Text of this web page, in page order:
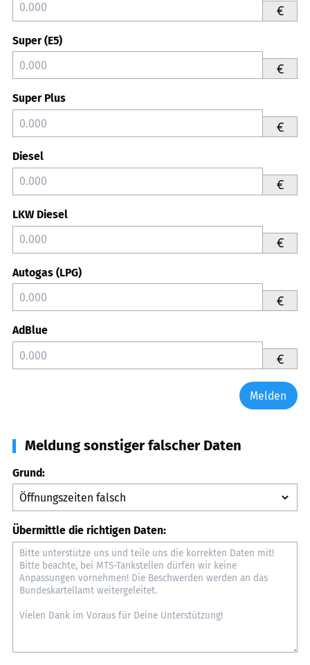
€
Super (E5)
€
Super Plus
€
Diesel
€
LKW Diesel
€
Autogas (LPG)
€
AdBlue
€
Melden
Meldung sonstiger falscher Daten
Grund:
Übermittle die richtigen Daten: